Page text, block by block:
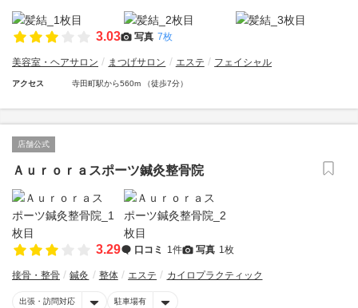
3.03 写真 7枚
美容室・ヘアサロン まつげサロン エステ フェイシャル
アクセス 寺田町駅から560m （徒歩7分）
店舗公式
Ａｕｒｏｒａスポーツ鍼灸整骨院
3.29 口コミ 1件 写真 1枚
接骨・整骨 鍼灸 整体 エステ カイロプラクティック
出張・訪問対応 駐車場有